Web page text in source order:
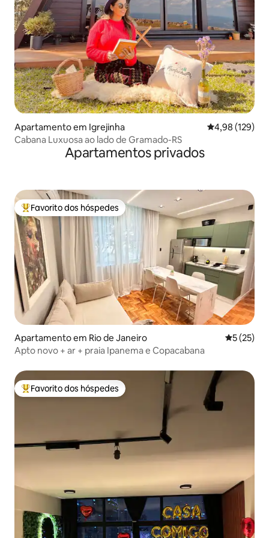
Apartamento em Igrejinha Classificação
4,98 (129)
Cabana Luxuosa ao lado de Gramado-RS
Apartamentos privados
Favoritos dos hóspedes mais apreciados
Favorito dos hóspedes
Apartamento em Rio de Janeiro
5 (25)
Apto novo + ar + praia Ipanema e Copacabana
Favoritos dos hóspedes mais apreciados
Favorito dos hóspedes